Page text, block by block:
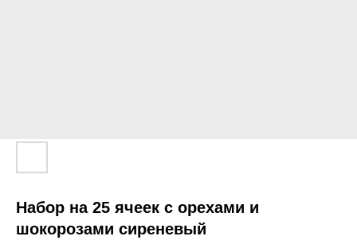
Набор на 25 ячеек с орехами и
шокорозами сиреневый